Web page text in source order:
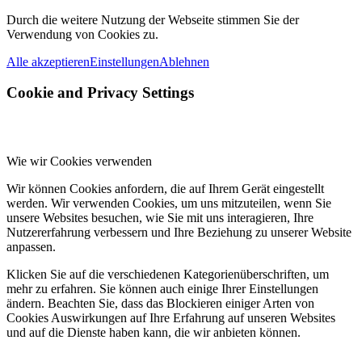
Durch die weitere Nutzung der Webseite stimmen Sie der
Verwendung von Cookies zu.
Alle akzeptierenEinstellungenAblehnen
Cookie and Privacy Settings
Wie wir Cookies verwenden
Wir können Cookies anfordern, die auf Ihrem Gerät eingestellt
werden. Wir verwenden Cookies, um uns mitzuteilen, wenn Sie
unsere Websites besuchen, wie Sie mit uns interagieren, Ihre
Nutzererfahrung verbessern und Ihre Beziehung zu unserer Website
anpassen.
Klicken Sie auf die verschiedenen Kategorienüberschriften, um
mehr zu erfahren. Sie können auch einige Ihrer Einstellungen
ändern. Beachten Sie, dass das Blockieren einiger Arten von
Cookies Auswirkungen auf Ihre Erfahrung auf unseren Websites
und auf die Dienste haben kann, die wir anbieten können.